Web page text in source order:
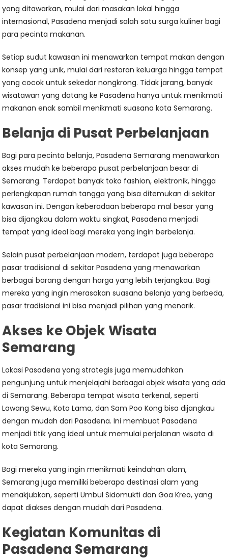
yang ditawarkan, mulai dari masakan lokal hingga
internasional, Pasadena menjadi salah satu surga kuliner bagi
para pecinta makanan.
Setiap sudut kawasan ini menawarkan tempat makan dengan
konsep yang unik, mulai dari restoran keluarga hingga tempat
yang cocok untuk sekedar nongkrong. Tidak jarang, banyak
wisatawan yang datang ke Pasadena hanya untuk menikmati
makanan enak sambil menikmati suasana kota Semarang.
Belanja di Pusat Perbelanjaan
Bagi para pecinta belanja, Pasadena Semarang menawarkan
akses mudah ke beberapa pusat perbelanjaan besar di
Semarang. Terdapat banyak toko fashion, elektronik, hingga
perlengkapan rumah tangga yang bisa ditemukan di sekitar
kawasan ini. Dengan keberadaan beberapa mal besar yang
bisa dijangkau dalam waktu singkat, Pasadena menjadi
tempat yang ideal bagi mereka yang ingin berbelanja.
Selain pusat perbelanjaan modern, terdapat juga beberapa
pasar tradisional di sekitar Pasadena yang menawarkan
berbagai barang dengan harga yang lebih terjangkau. Bagi
mereka yang ingin merasakan suasana belanja yang berbeda,
pasar tradisional ini bisa menjadi pilihan yang menarik.
Akses ke Objek Wisata
Semarang
Lokasi Pasadena yang strategis juga memudahkan
pengunjung untuk menjelajahi berbagai objek wisata yang ada
di Semarang. Beberapa tempat wisata terkenal, seperti
Lawang Sewu, Kota Lama, dan Sam Poo Kong bisa dijangkau
dengan mudah dari Pasadena. Ini membuat Pasadena
menjadi titik yang ideal untuk memulai perjalanan wisata di
kota Semarang.
Bagi mereka yang ingin menikmati keindahan alam,
Semarang juga memiliki beberapa destinasi alam yang
menakjubkan, seperti Umbul Sidomukti dan Goa Kreo, yang
dapat diakses dengan mudah dari Pasadena.
Kegiatan Komunitas di
Pasadena Semarang